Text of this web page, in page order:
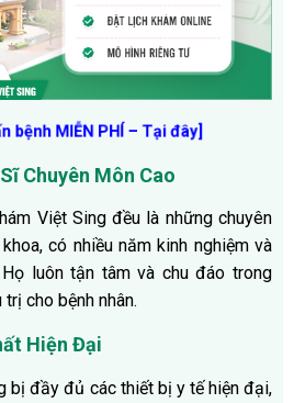
bệnh MIỄN PHÍ – Tại đây]
Chuyên Môn Cao
Việt Sing đều là những chuyên
có nhiều năm kinh nghiệm và
luôn tận tâm và chu đáo trong
cho bệnh nhân.
Hiện Đại
bị đầy đủ các thiết bị y tế hiện đại,